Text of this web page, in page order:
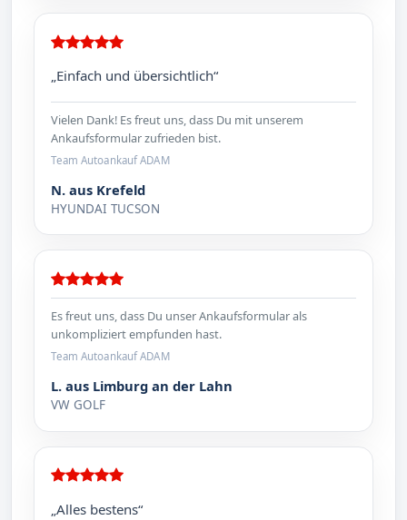
„Einfach und übersichtlich“
Vielen Dank! Es freut uns, dass Du mit unserem
Ankaufsformular zufrieden bist.
Team Autoankauf ADAM
N. aus Krefeld
HYUNDAI TUCSON
Es freut uns, dass Du unser Ankaufsformular als
unkompliziert empfunden hast.
Team Autoankauf ADAM
L. aus Limburg an der Lahn
VW GOLF
„Alles bestens“